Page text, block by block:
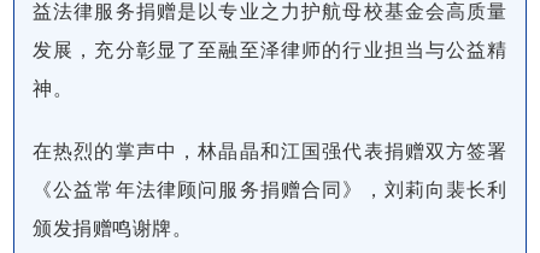
益法律服务捐赠是以专业之力护航母校基金会高质量
发展，充分彰显了至融至泽律师的行业担当与公益精
神。
在热烈的掌声中，林晶晶和江国强代表捐赠双方签署
《公益常年法律顾问服务捐赠合同》，刘莉向裴长利
颁发捐赠鸣谢牌。